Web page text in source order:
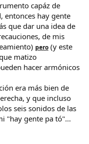
capáz de
entonces hay gente
que dar una idea de
de mis
pero (y este
matizo
hacer armónicos
era más bien de
y que incluso
seis sonidos de las
"hay gente pa tó"...